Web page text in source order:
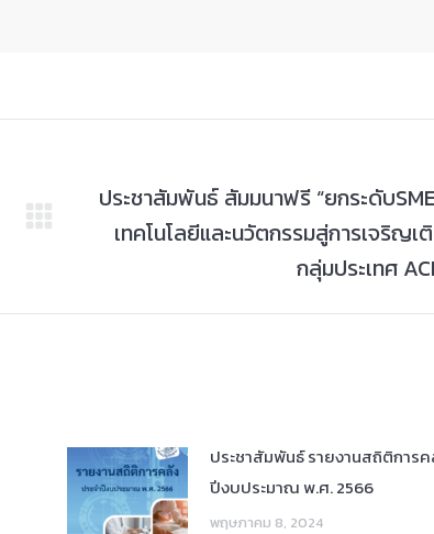
Next
ประชาสัมพันธ์ สัมมนาฟรี “ยกระดับ
เทคโนโลยีและนวัตกรรมสู่การเจริญเ
กลุ่มประเทศ
ประชาสัมพันธ์ รายงานสถิติการค
ปีงบประมาณ พ.ศ. 2566
พฤษภาคม 8, 2024